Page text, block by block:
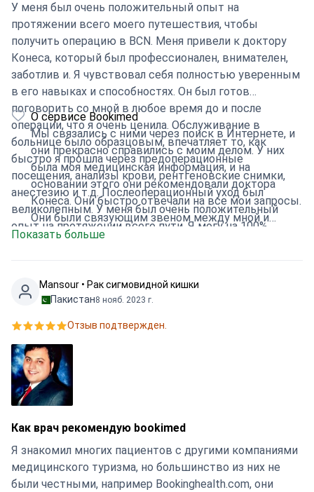
У меня был очень положительный опыт на
протяжении всего моего путешествия, чтобы
получить операцию в BCN. Меня привели к доктору
Конеса, который был профессионален, внимателен,
заботлив и. Я чувствовал себя полностью уверенным
в его навыках и способностях. Он был готов
поговорить со мной в любое время до и после
операции, что я очень ценила. Обслуживание в
больнице было образцовым, впечатляет то, как
быстро я прошла через предоперационные
посещения, анализы крови, рентгеновские снимки,
анестезию и т.д. Послеоперационный уход был
великолепным. У меня был очень положительный
опыт на протяжении всего пути. Я могу на 100%
рекомендовать компанию BookiMed, которая помогла
О сервисе Bookimed
Мы связались с ними через поиск в Интернете, и
они прекрасно справились с моим делом. У них
была моя медицинская информация, и на
основании этого они рекомендовали доктора
Конеса. Они быстро отвечали на все мои запросы.
Они были связующим звеном между мной и
доктором Конеса, что было очень полезно.
Показать больше
Mansour • Рак сигмовидной кишки
Пакистан8 нояб. 2023 г.
Отзыв подтвержден.
Как врач рекомендую bookimed
Я знакомил многих пациентов с другими компаниями
медицинского туризма, но большинство из них не
были честными, например Bookinghealth.com, они